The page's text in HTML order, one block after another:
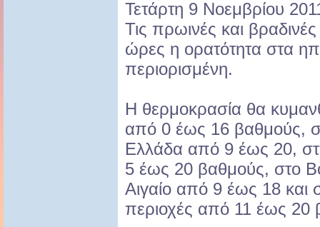
Τετάρτη 9 Νοεμβρίου
Τις πρωινές και βραδινές
ώρες η ορατότητα στα
περιορισμένη.
Η θερμοκρασία θα
από 0 έως 16 βαθμούς,
Ελλάδα από 9 έως 20,
5 έως 20 βαθμούς, στο
Αιγαίο από 9 έως 18 και
περιοχές από 11 έως 20